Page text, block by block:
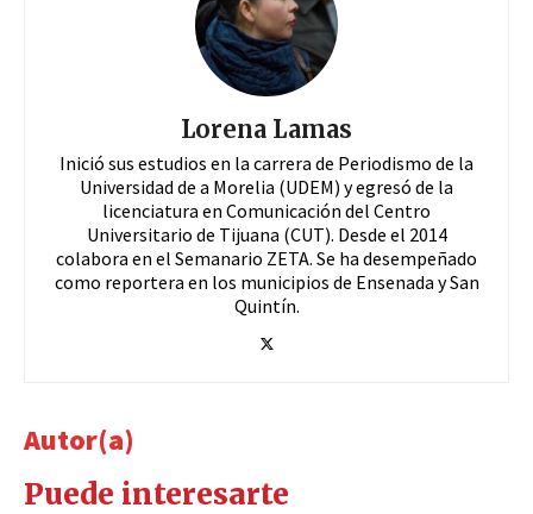
Lorena Lamas
Inició sus estudios en la carrera de Periodismo de la
Universidad de a Morelia (UDEM) y egresó de la
licenciatura en Comunicación del Centro
Universitario de Tijuana (CUT). Desde el 2014
colabora en el Semanario ZETA. Se ha desempeñado
como reportera en los municipios de Ensenada y San
Quintín.
Autor(a)
Puede interesarte